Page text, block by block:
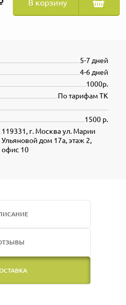
В корзину
5-7 дней
4-6 дней
1000р.
По тарифам ТК
1500 р.
119331, г. Москва ул. Марии
Ульяновой дом 17а, этаж 2,
офис 10